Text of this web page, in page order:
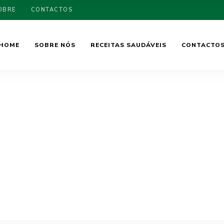
CONTACTOS
SOBRE NÓS RECEITAS SAUDÁVEIS